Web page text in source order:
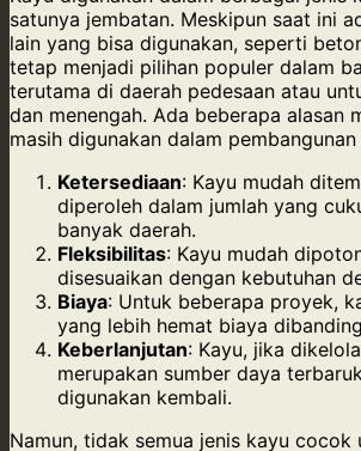
satunya jembatan. Meskipun saat ini
lain yang bisa digunakan, seperti
tetap menjadi pilihan populer dalam
terutama di daerah pedesaan atau
dan menengah. Ada beberapa alasan
masih digunakan dalam
Ketersediaan: Kayu mudah
diperoleh dalam jumlah yang
banyak daerah.
Fleksibilitas: Kayu mudah
disesuaikan dengan kebutuhan
Biaya: Untuk beberapa proyek,
yang lebih hemat biaya
Keberlanjutan: Kayu, jika
merupakan sumber daya
digunakan kembali.
Namun, tidak semua jenis kayu cocok